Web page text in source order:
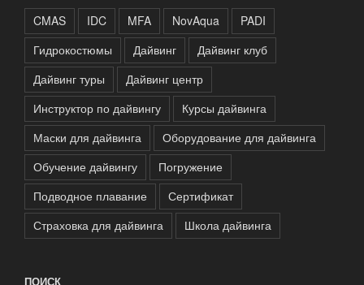
CMAS IDC MFA NovAqua
PADI
Гидрокостюмы
Дайвинг
Дайвинг клуб
Дайвинг туры
Дайвинг центр
Инструктор по дайвингу
Курсы дайвинга
Маски для дайвинга
Оборудование для дайвинга
Обучение дайвингу
Погружение
Подводное плавание
Сертификат
Страховка для дайвинга
Школа дайвинга
ПОИСК